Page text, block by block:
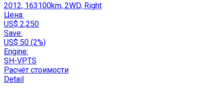
2012, 163100km, 2WD, Right
Цена:
US$ 2,250
Save:
US$ 50 (2%)
Engine:
SH-VPTS
Расчёт стоимости
Detail